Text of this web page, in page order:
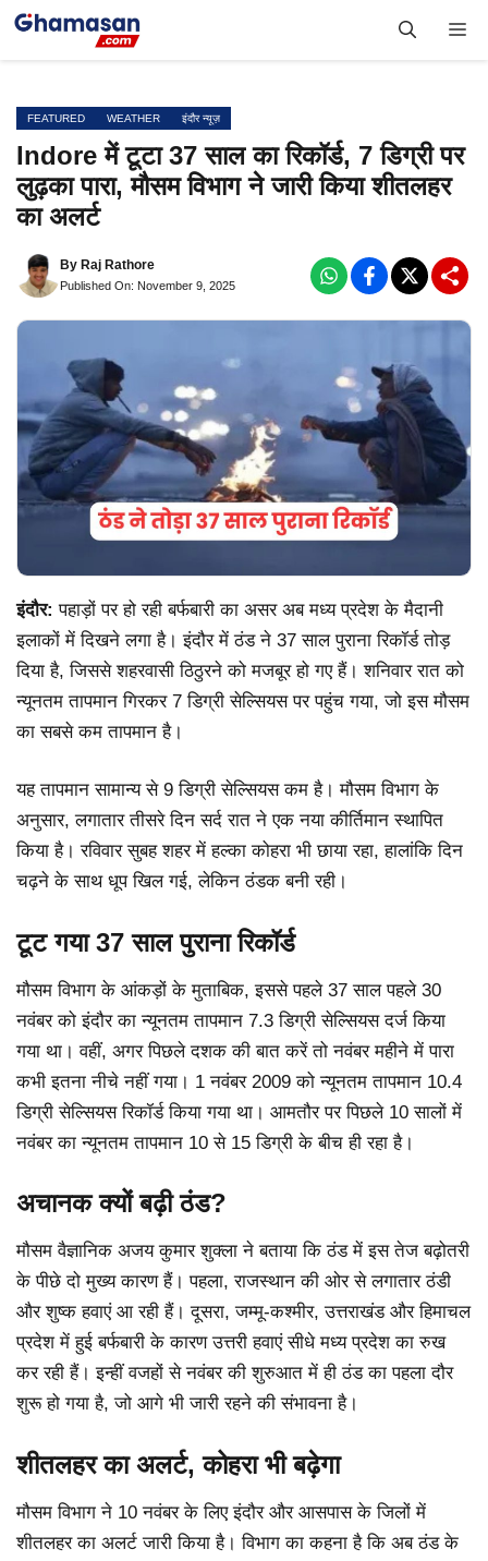
Skip
FEATURED WEATHER इंदौर न्यूज़
Indore में टूटा 37 साल का रिकॉर्ड, 7 डिग्री पर
लुढ़का पारा, मौसम विभाग ने जारी किया शीतलहर
का अलर्ट
By Raj Rathore
Published On: November 9, 2025
इंदौर: पहाड़ों पर हो रही बर्फबारी का असर अब मध्य प्रदेश के मैदानी
इलाकों में दिखने लगा है। इंदौर में ठंड ने 37 साल पुराना रिकॉर्ड तोड़
दिया है, जिससे शहरवासी ठिठुरने को मजबूर हो गए हैं। शनिवार रात को
न्यूनतम तापमान गिरकर 7 डिग्री सेल्सियस पर पहुंच गया, जो इस मौसम
का सबसे कम तापमान है।
यह तापमान सामान्य से 9 डिग्री सेल्सियस कम है। मौसम विभाग के
अनुसार, लगातार तीसरे दिन सर्द रात ने एक नया कीर्तिमान स्थापित
किया है। रविवार सुबह शहर में हल्का कोहरा भी छाया रहा, हालांकि दिन
चढ़ने के साथ धूप खिल गई, लेकिन ठंडक बनी रही।
टूट गया 37 साल पुराना रिकॉर्ड
मौसम विभाग के आंकड़ों के मुताबिक, इससे पहले 37 साल पहले 30
नवंबर को इंदौर का न्यूनतम तापमान 7.3 डिग्री सेल्सियस दर्ज किया
गया था। वहीं, अगर पिछले दशक की बात करें तो नवंबर महीने में पारा
कभी इतना नीचे नहीं गया। 1 नवंबर 2009 को न्यूनतम तापमान 10.4
डिग्री सेल्सियस रिकॉर्ड किया गया था। आमतौर पर पिछले 10 सालों में
नवंबर का न्यूनतम तापमान 10 से 15 डिग्री के बीच ही रहा है।
अचानक क्यों बढ़ी ठंड?
मौसम वैज्ञानिक अजय कुमार शुक्ला ने बताया कि ठंड में इस तेज बढ़ोतरी
के पीछे दो मुख्य कारण हैं। पहला, राजस्थान की ओर से लगातार ठंडी
और शुष्क हवाएं आ रही हैं। दूसरा, जम्मू-कश्मीर, उत्तराखंड और हिमाचल
प्रदेश में हुई बर्फबारी के कारण उत्तरी हवाएं सीधे मध्य प्रदेश का रुख
कर रही हैं। इन्हीं वजहों से नवंबर की शुरुआत में ही ठंड का पहला दौर
शुरू हो गया है, जो आगे भी जारी रहने की संभावना है।
शीतलहर का अलर्ट, कोहरा भी बढ़ेगा
मौसम विभाग ने 10 नवंबर के लिए इंदौर और आसपास के जिलों में
शीतलहर का अलर्ट जारी किया है। विभाग का कहना है कि अब ठंड के